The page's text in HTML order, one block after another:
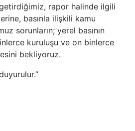
rapor halinde ilgili
basınla ilişkili kamu
sorunların; yerel basının
kuruluşu ve on binlerce
bekliyoruz.